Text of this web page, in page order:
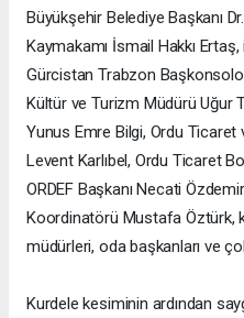
Büyükşehir Belediye Başkanı
Kaymakamı İsmail Hakkı
Gürcistan Trabzon
Kültür ve Turizm Müdürü Uğur
Yunus Emre Bilgi, Ordu Ticaret
Levent Karlıbel, Ordu Ticaret
ORDEF Başkanı Necati
Koordinatörü Mustafa Öztürk,
müdürleri, oda başkanları ve
Kurdele kesiminin ardından